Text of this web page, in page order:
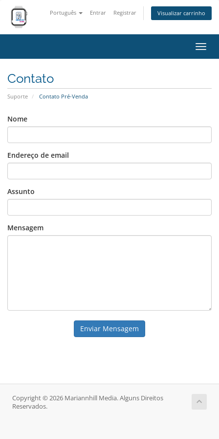
Português Entrar Registrar Visualizar carrinho
Contato
Suporte Contato Pré-Venda
Nome
Endereço de email
Assunto
Mensagem
Enviar Mensagem
Copyright © 2026 Mariannhill Media. Alguns Direitos
Reservados.